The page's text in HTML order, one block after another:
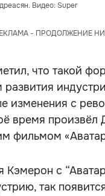
Видео: Super
- ПРОДОЛЖЕНИЕ
что такой
изменения с
время произвёл
фильмом
Кэмерон с
так